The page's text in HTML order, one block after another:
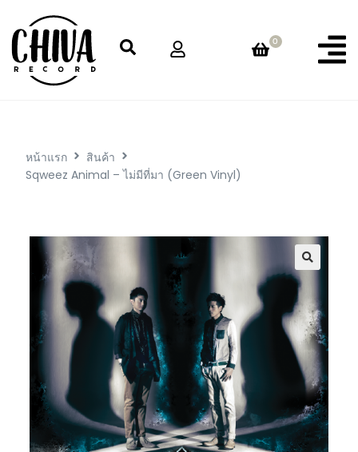
0
หน้าแรก
สินค้า
Sqweez Animal – ไม่มีที่มา (Green Vinyl)